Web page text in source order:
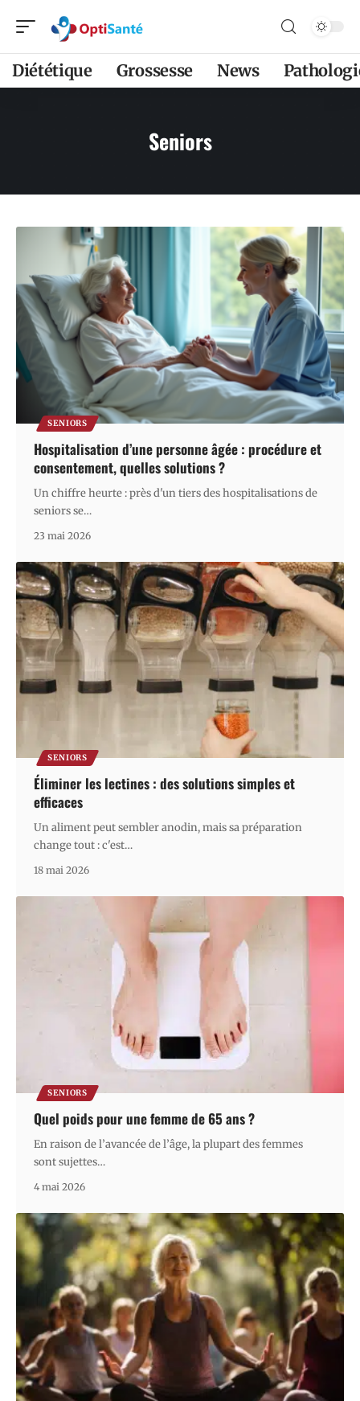
Diététique Grossesse News
Seniors
SENIORS
Hospitalisation d’une personne âgée : procédure et
consentement, quelles solutions ?
Un chiffre heurte : près d'un tiers des hospitalisations de
seniors se…
23 mai 2026
SENIORS
Éliminer les lectines : des solutions simples et
efficaces
Un aliment peut sembler anodin, mais sa préparation
change tout : c'est…
18 mai 2026
SENIORS
Quel poids pour une femme de 65 ans ?
En raison de l’avancée de l’âge, la plupart des femmes
sont sujettes…
4 mai 2026